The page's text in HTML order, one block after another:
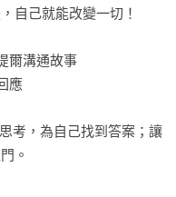
自己就能改變一切！
爾溝通故事
應
考，為自己找到答案；讓
。